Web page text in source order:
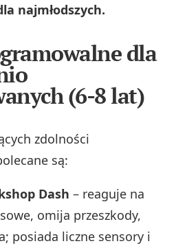
najmłodszych.
dla
(6-8 lat)
zdolności
są:
Dash – reaguje na
omija przeszkody,
posiada liczne sensory i